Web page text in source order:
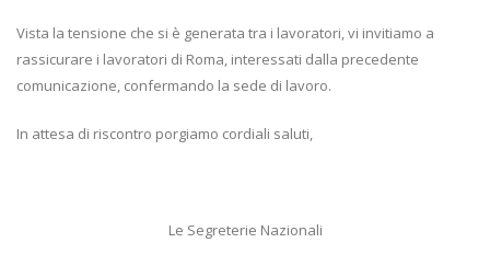
Vista la tensione che si è generata tra i lavoratori, vi invitiamo a
rassicurare i lavoratori di Roma, interessati dalla precedente
comunicazione, confermando la sede di lavoro.
In attesa di riscontro porgiamo cordiali saluti,
Le Segreterie Nazionali